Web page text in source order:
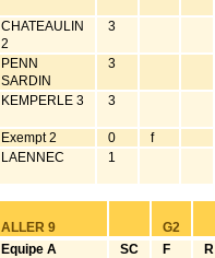
CHATEAULIN
2
3
PENN
SARDIN
3
KEMPERLE 3 3
Exempt 2 0
f
LAENNEC
1
ALLER 9
G2
Equipe A
SC F
R